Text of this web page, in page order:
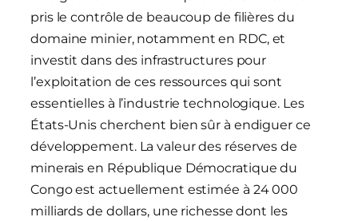
pris le contrôle de beaucoup de filières du
domaine minier, notamment en RDC, et
investit dans des infrastructures pour
l’exploitation de ces ressources qui sont
essentielles à l’industrie technologique. Les
États-Unis cherchent bien sûr à endiguer ce
développement. La valeur des réserves de
minerais en République Démocratique du
Congo est actuellement estimée à 24 000
milliards de dollars, une richesse dont les